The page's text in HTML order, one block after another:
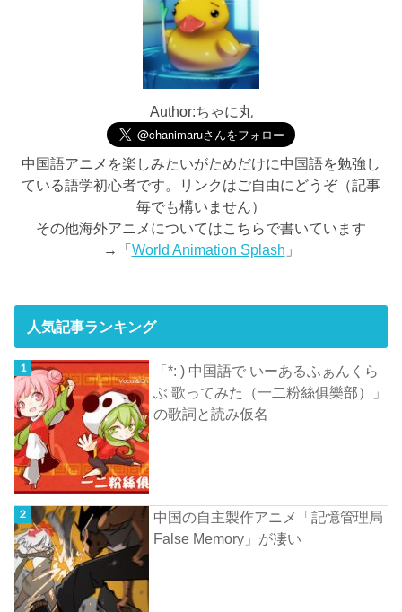
Author:ちゃに丸
中国語アニメを楽しみたいがためだけに中国語を勉強し
ている語学初心者です。リンクはご自由にどうぞ（記事
毎でも構いません）
その他海外アニメについてはこちらで書いています
→「World Animation Splash 」
人気記事ランキング
「*: ) 中国語で いーあるふぁんくら
ぶ 歌ってみた（一二粉絲俱樂部）」
の歌詞と読み仮名
中国の自主製作アニメ「記憶管理局
False Memory」が凄い